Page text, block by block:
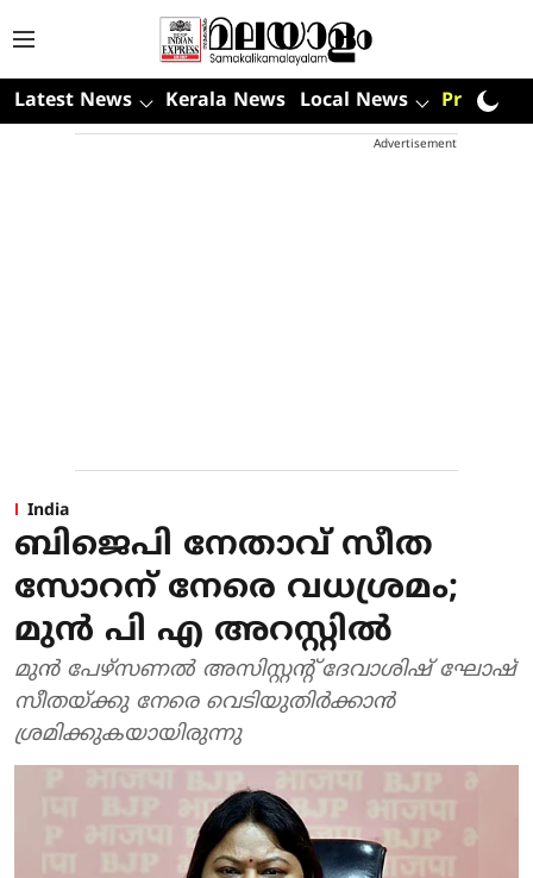
Latest News Kerala News Local News Premium
Advertisement
India
ബിജെപി നേതാവ് സീത
സോറന് നേരെ വധശ്രമം;
മുന്‍ പി എ അറസ്റ്റില്‍
മുന്‍ പേഴ്സണല്‍ അസിസ്റ്റന്റ് ദേവാശിഷ് ഘോഷ്
സീതയ്ക്കു നേരെ വെടിയുതിര്‍ക്കാന്‍
ശ്രമിക്കുകയായിരുന്നു